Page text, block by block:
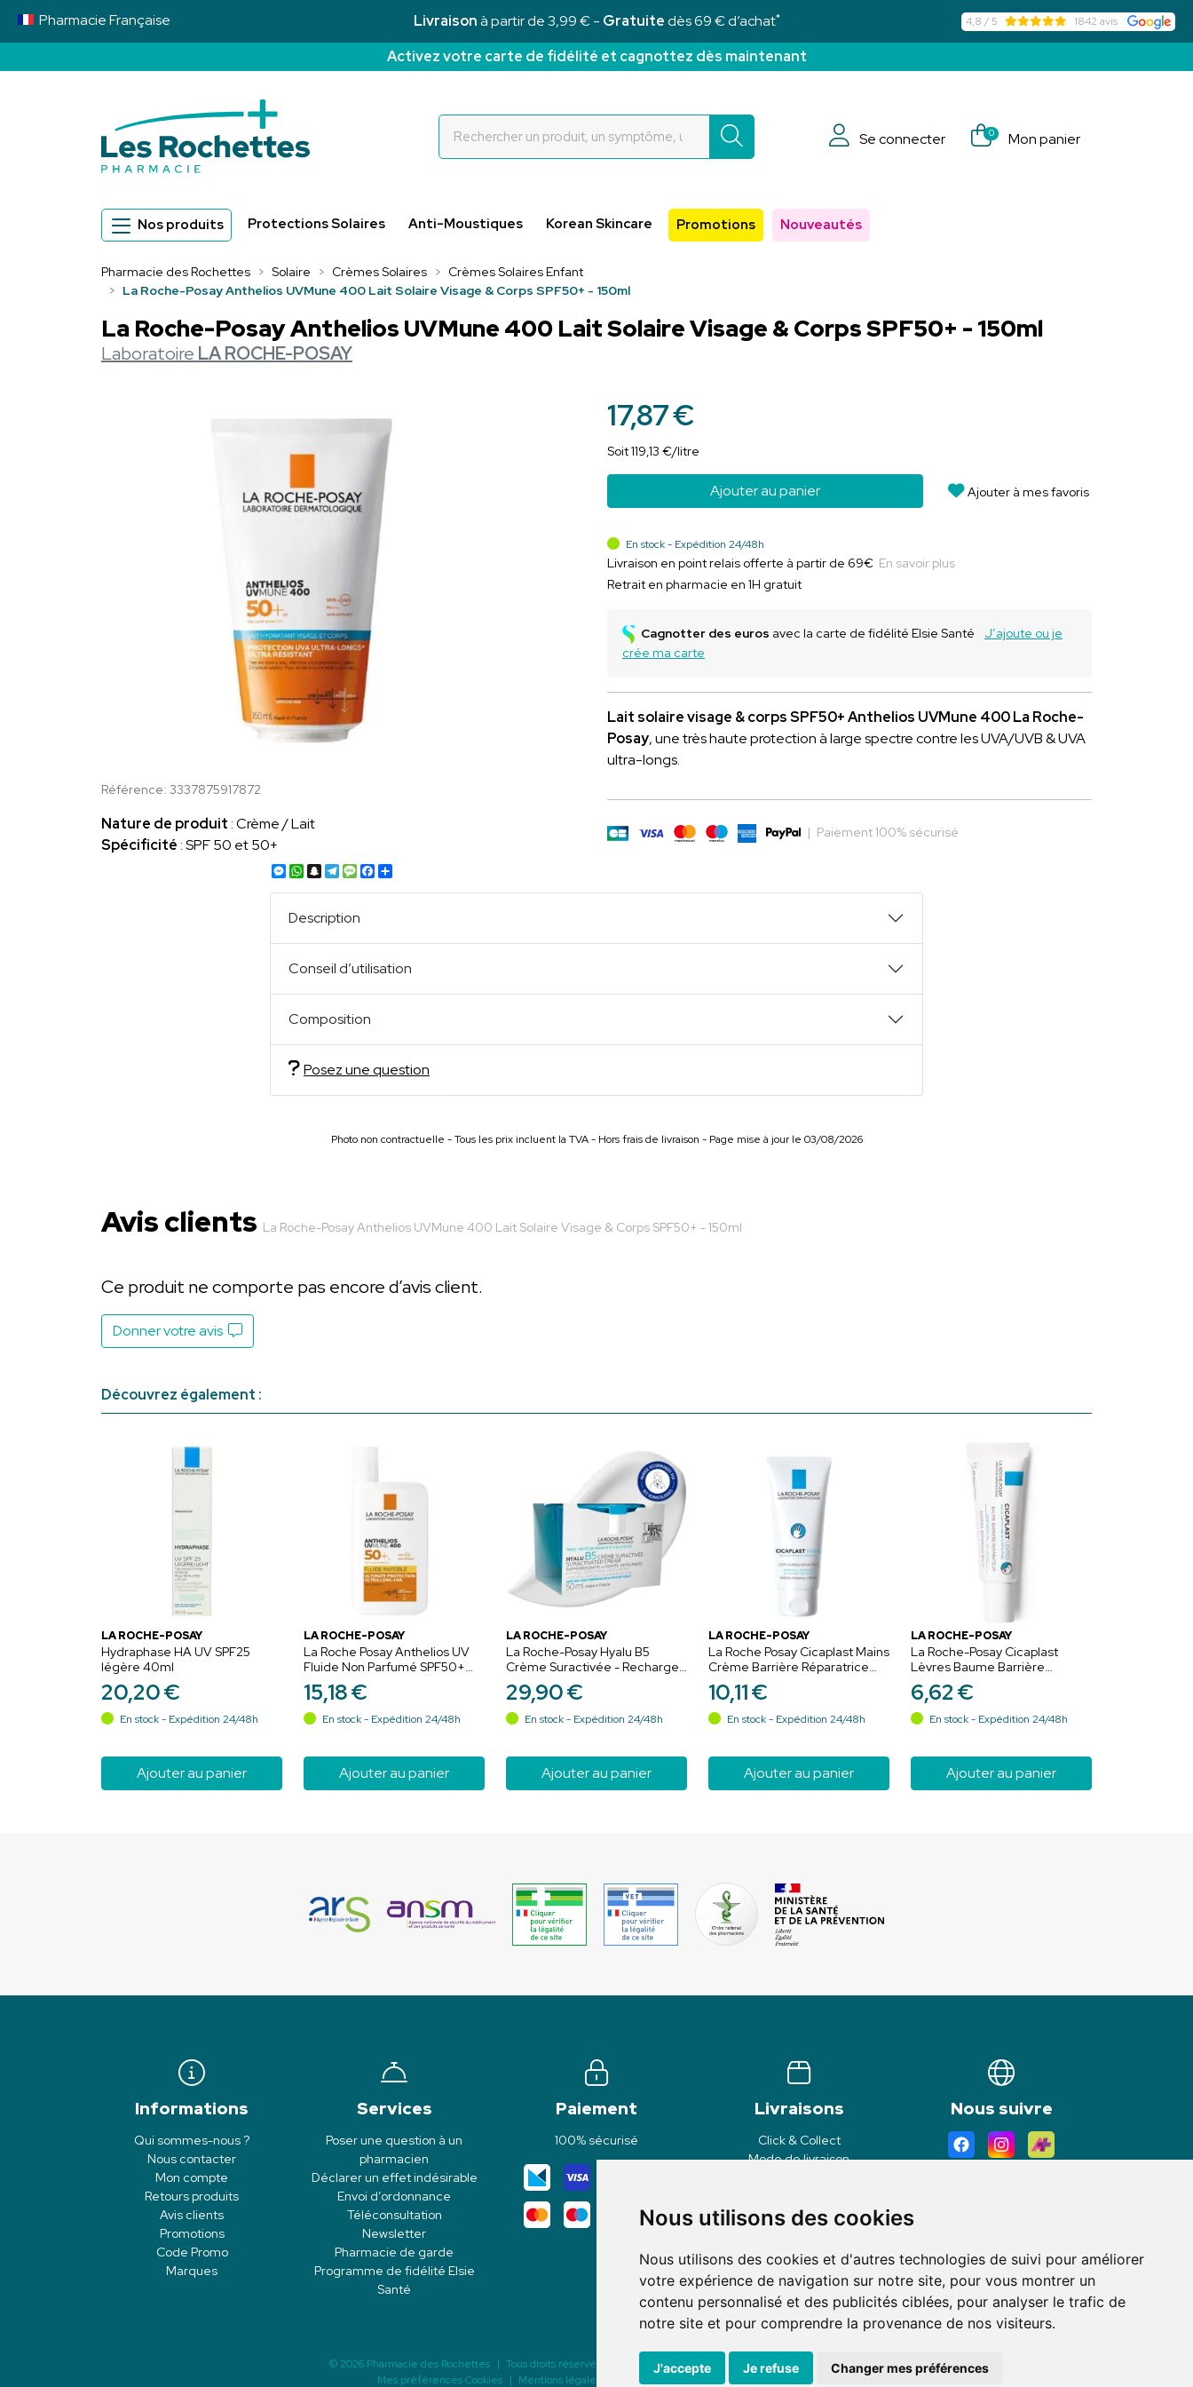
Nous utilisons des cookies
Nous utilisons des cookies et d'autres technologies de suivi pour améliorer
votre expérience de navigation sur notre site, pour vous montrer un
contenu personnalisé et des publicités ciblées, pour analyser le trafic de
notre site et pour comprendre la provenance de nos visiteurs.
J'accepte Je refuse Changer mes préférences
Livraisonà partir de 3,99 € - Gratuitedès 69 € d’achat*
PharmacieFrançaise 4,8 / 5 1842 avis
Activez votre carte de fidélité et cagnottez dès maintenant
Se connecter
0 Mon panier
Nos produits Protections Solaires Anti-Moustiques Korean Skincare Promotions Nouveautés
Pharmacie des Rochettes Solaire Crèmes Solaires
Crèmes Solaires Enfant
La Roche-Posay Anthelios UVMune 400 Lait Solaire Visage & Corps SPF50+ - 150ml
La Roche-Posay Anthelios UVMune 400 Lait Solaire Visage & Corps SPF50+ - 150ml
Laboratoire LA ROCHE-POSAY
Référence: 3337875917872
Nature de produit : Crème / Lait
Spécificité : SPF 50 et 50+
17,87€
Soit119,13 €/litre
Ajouter au panier Ajouter à mes favoris
En stock - Expédition 24/48h
Livraison en point relais offerte à partir de 69€ En savoir plus
Retrait en pharmacie en 1H gratuit
Cagnotter des euros avec la carte de fidélité Elsie Santé
J’ajoute ou je
crée ma carte
Lait solaire visage & corps SPF50+ Anthelios UVMune 400 La Roche-
Posay, une très haute protection à large spectre contre les UVA/UVB & UVA
ultra-longs.
| Paiement 100% sécurisé
Messenger
WhatsApp
Snapchat
Telegram
Message
Facebook
Description
Conseil d’utilisation
Composition
Posez une question
Photo non contractuelle - Tous les prix incluent la TVA - Hors frais de livraison - Page mise à jour le 03/08/2026
Avis clients La Roche-Posay Anthelios UVMune 400 Lait Solaire Visage & Corps SPF50+ - 150ml
Ce produit ne comporte pas encore d’avis client.
Donner votre avis
Découvrez également :
LA ROCHE-POSAY
Hydraphase HA UV SPF25
légère 40ml
20,20€
En stock - Expédition 24/48h
Ajouter au panier
LA ROCHE-POSAY
La Roche Posay Anthelios UV
Fluide Non Parfumé SPF50+
50ml
15,18€
En stock - Expédition 24/48h
Ajouter au panier
LA ROCHE-POSAY
La Roche-Posay Hyalu B5
Crème Suractivée - Recharge
de 50 ml - Raffermissante,
Lissante, Repulpante
29,90€
En stock - Expédition 24/48h
Ajouter au panier
LA ROCHE-POSAY
La Roche Posay Cicaplast Mains
Crème Barrière Réparatrice
100ml
10,11€
En stock - Expédition 24/48h
Ajouter au panier
LA ROCHE-POSAY
La Roche-Posay Cicaplast
Lèvres Baume Barrière
Réparateur 7,5ml – Apaisement
et protection
6,62€
En stock - Expédition 24/48h
Ajouter au panier
Informations
Qui sommes-nous ?
Nous contacter
Mon compte
Retours produits
Avis clients
Promotions
Code Promo
Marques
Services
Poser une question à un
pharmacien
Déclarer un effet indésirable
Envoi d’ordonnance
Téléconsultation
Newsletter
Pharmacie de garde
Programme de fidélité Elsie
Santé
Paiement
100% sécurisé
Livraisons
Click & Collect
Mode de livraison
Nous suivre
© 2026 Pharmacie des Rochettes | Tous droits réservés Pharmacie Elsie Santé sur Internet avec
Apotekisto
Mes préférences Cookies | Mentions légales Données personnelles Cookies